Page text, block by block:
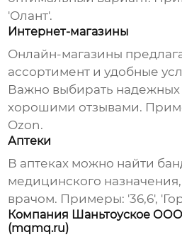
'Олант'.
Интернет-магазины
Онлайн-магазины
ассортимент и удобные
Важно выбирать надежных
хорошими отзывами.
Ozon.
Аптеки
В аптеках можно найти
медицинского
врачом. Примеры: '36,6',
Компания Шаньтоуское
(mqmq.ru)